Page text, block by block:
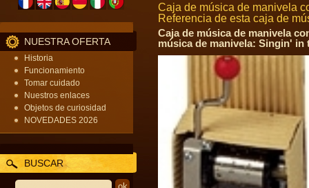
NUESTRA OFERTA
Historia
Funcionamiento
Tomar cuidado
Nuestros enlaces
Objetos de curiosidad
NOVEDADES 2026
BUSCAR
Caja de música de manivela
Referencia de esta caja de
Caja de música de manivela
música de manivela: Singin'